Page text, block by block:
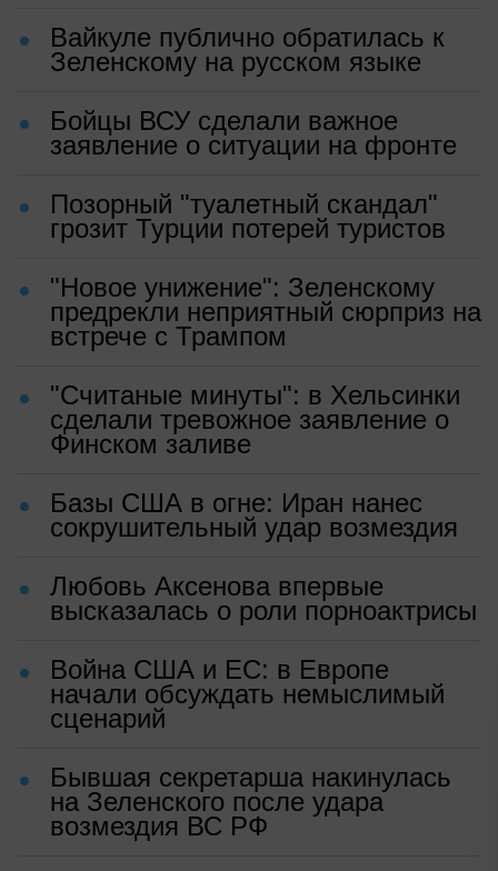
Вайкуле публично обратилась к
Зеленскому на русском языке
Бойцы ВСУ сделали важное
заявление о ситуации на фронте
Позорный "туалетный скандал"
грозит Турции потерей туристов
"Новое унижение": Зеленскому
предрекли неприятный сюрприз на
встрече с Трампом
"Считаные минуты": в Хельсинки
сделали тревожное заявление о
Финском заливе
Базы США в огне: Иран нанес
сокрушительный удар возмездия
Любовь Аксенова впервые
высказалась о роли порноактрисы
Война США и ЕС: в Европе
начали обсуждать немыслимый
сценарий
Бывшая секретарша накинулась
на Зеленского после удара
возмездия ВС РФ